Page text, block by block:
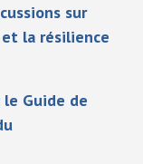
sur
la résilience
Guide de